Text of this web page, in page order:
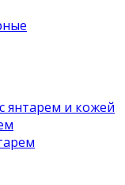
янтарем и кожей